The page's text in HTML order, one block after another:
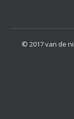
© 2017 van de